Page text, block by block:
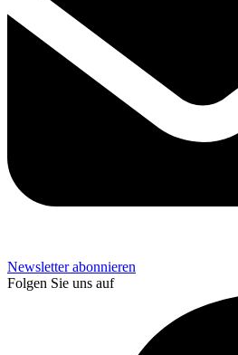
Newsletter abonnieren
Folgen Sie uns auf